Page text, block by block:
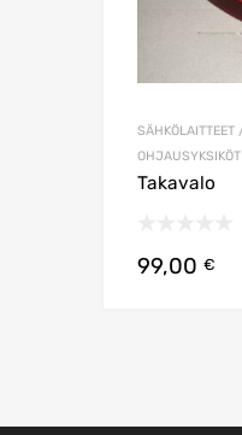
Takavalo
99,00 €